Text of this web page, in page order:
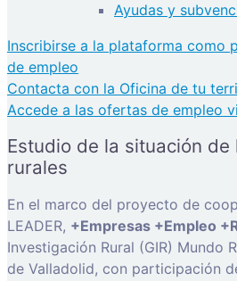
Ayudas y
Inscribirse a la plataforma como
de empleo
Contacta con la Oficina de tu
Accede a las ofertas de empleo
Estudio de la situación de
rurales
En el marco del proyecto de
LEADER, +Empresas +Empleo
Investigación Rural (GIR) Mundo
de Valladolid, con participación